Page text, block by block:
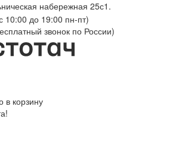
набережная 25с1.
10:00 до 19:00 пн-пт)
звонок по России)
в корзину